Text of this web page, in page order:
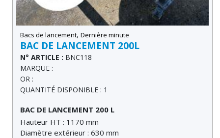
Bacs de lancement, Dernière minute
BAC DE LANCEMENT 200L
N° ARTICLE : BNC118
MARQUE :
OR :
QUANTITÉ DISPONIBLE : 1
BAC DE LANCEMENT 200 L
Hauteur HT : 1170 mm
Diamètre extérieur : 630 mm